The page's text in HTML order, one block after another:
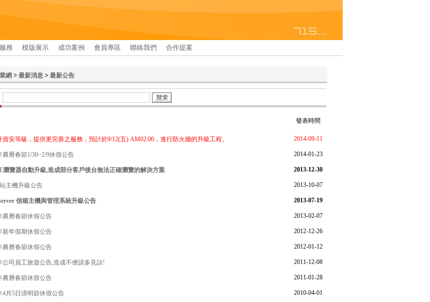
務 模版展示 成功案例 會員專區 聯絡我們 合作提案
網> 最新消息> 最新公告
發表時間
資安等級，提供更完善之服務，預計於9/12(五) AM02:00，進行防火牆的升級工程。 2014-09-11
農曆春節1/30~2/9休假公告 2014-01-23
瀏覽器自動升級,造成部分客戶後台無法正確瀏覽的解決方案 2013-12-30
主機升級公告 2013-10-07
信箱主機與管理系統升級公告 2013-07-19
農曆春節休假公告 2013-02-07
新年假期休假公告 2012-12-26
農曆春節休假公告 2012-01-12
公司員工旅遊公告,造成不便請多見諒! 2011-12-08
農曆春節休假公告 2011-01-28
4月5日清明節休假公告 2010-04-01